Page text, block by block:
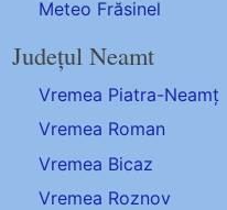
Meteo Frăsinel
Județul Neamt
Vremea Piatra-Neamț
Vremea Roman
Vremea Bicaz
Vremea Roznov